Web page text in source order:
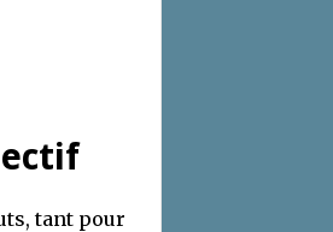
tant pour